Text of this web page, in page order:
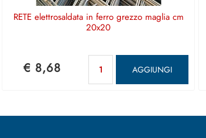
RETE elettrosaldata in ferro grezzo maglia cm
20x20
€ 8,68 AGGIUNGI